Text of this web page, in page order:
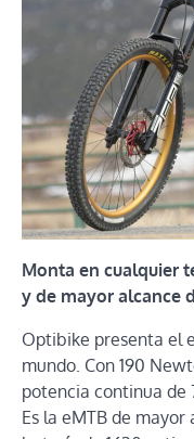
Monta en cualquier
y de mayor alcance
Optibike presenta el
mundo. Con 190
potencia continua de
Es la eMTB de